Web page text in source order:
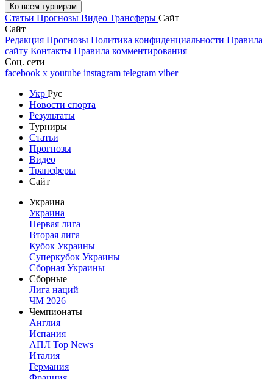
Ко всем турнирам
Статьи Прогнозы Видео Трансферы Сайт
Сайт
Редакция Прогнозы Политика конфиденциальности Правила
сайту Контакты Правила комментирования
Соц. сети
facebook x youtube instagram telegram viber
Укр Рус
Новости спорта
Результаты
Турниры
Статьи
Прогнозы
Видео
Трансферы
Сайт
Украина
Украина
Первая лига
Вторая лига
Кубок Украины
Суперкубок Украины
Сборная Украины
Сборные
Лига наций
ЧМ 2026
Чемпионаты
Англия
Испания
АПЛ Top News
Италия
Германия